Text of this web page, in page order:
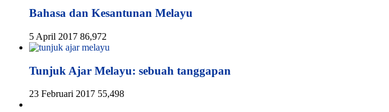
Bahasa dan Kesantunan Melayu
5 April 2017 86,972
Tunjuk Ajar Melayu: sebuah tanggapan
23 Februari 2017 55,498